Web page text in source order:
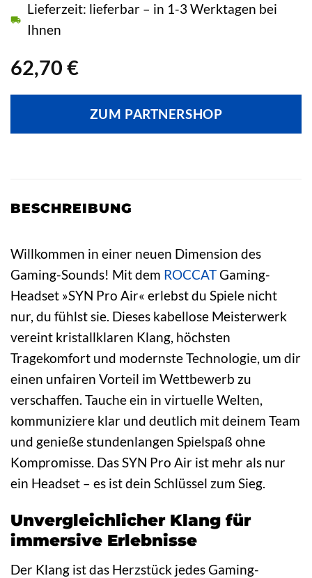
62,70 €
Lieferzeit: lieferbar – in 1-3 Werktagen bei
Ihnen
ZUM PARTNERSHOP
BESCHREIBUNG
Willkommen in einer neuen Dimension des
Gaming-Sounds! Mit dem ROCCATGaming-
Headset »SYN Pro Air« erlebst du Spiele nicht
nur, du fühlst sie. Dieses kabellose Meisterwerk
vereint kristallklaren Klang, höchsten
Tragekomfort und modernste Technologie, um dir
einen unfairen Vorteil im Wettbewerb zu
verschaffen. Tauche ein in virtuelle Welten,
kommuniziere klar und deutlich mit deinem Team
und genieße stundenlangen Spielspaß ohne
Kompromisse. Das SYN Pro Air ist mehr als nur
ein Headset – es ist dein Schlüssel zum Sieg.
Unvergleichlicher Klang für
immersive Erlebnisse
Der Klang ist das Herzstück jedes Gaming-